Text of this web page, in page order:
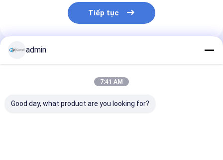
Tiếp tục
admin
7:41 AM
Good day, what product are you looking for?